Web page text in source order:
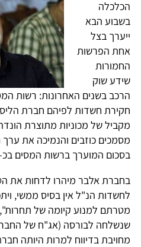
הכלכלה
בשבוע הבא
ייערך בצל
אחת הפרשות
החמורות
שידע שוק
הרכב בשנים האחרונות: רשות
חקירת חשדות לפיהם חברת
מקביל של מכוניות מתוצרת
בסכום המוערך ברשות המסים בכ-25 מיליון
בחברת אלבר מיהרו לדחות את
לחשדות הנ"ל אין בסיס ממשי,
מטרתם למנוע קיומה של
שנשלחה לבורסה (אג"ח של
מחויבת בדיווח למרות היותה